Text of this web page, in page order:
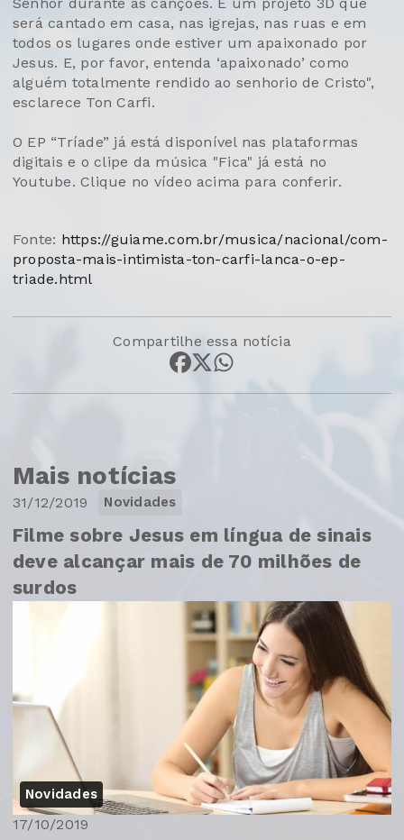
será cantado em casa, nas igrejas, nas ruas e em
todos os lugares onde estiver um apaixonado por
Jesus. E, por favor, entenda ‘apaixonado’ como
alguém totalmente rendido ao senhorio de Cristo",
esclarece Ton Carfi.
O EP “Tríade” já está disponível nas plataformas
digitais e o clipe da música "Fica" já está no
Youtube. Clique no vídeo acima para conferir.
Fonte: https://guiame.com.br/musica/nacional/com-
proposta-mais-intimista-ton-carfi-lanca-o-ep-
triade.html
Compartilhe essa notícia
Mais notícias
Novidades
31/12/2019
Filme sobre Jesus em língua de sinais
deve alcançar mais de 70 milhões de
surdos
Novidades
17/10/2019